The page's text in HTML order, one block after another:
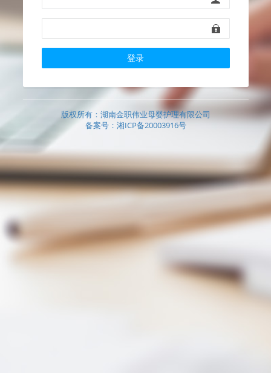
登录
版权所有：湖南金职伟业母婴护理有限公司
备案号：湘ICP备20003916号